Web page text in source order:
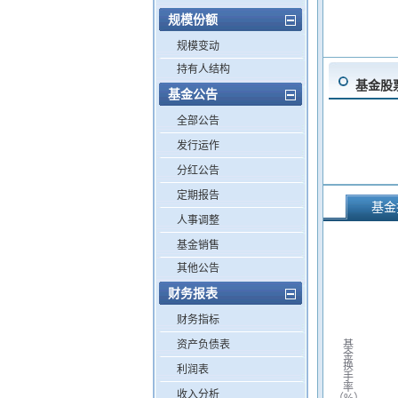
规模份额
规模变动
持有人结构
基金公告
全部公告
发行运作
分红公告
定期报告
人事调整
基金销售
其他公告
财务报表
财务指标
资产负债表
利润表
收入分析
基金股
基
基
金
换
手
率